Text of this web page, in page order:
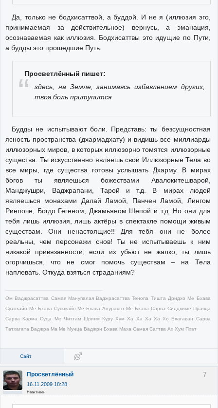
Да, только не бодхисаттвой, а буддой. И не я (иллюзия эго,
принимаемая за действительное) вернусь, а эманация,
осознаваемая как иллюзия. Бодхисаттвы это идущие по Пути,
а будды это прошедшие Путь.
Просветлённый пишет:
здесь, на Земле, занимаясь избавлением других,
твоя боль притупится
Будды не испытывают боли. Представь: ты безсущностная
ясность пространства (дхармадхату) и видишь все миллиарды
иллюзорных миров, в которых иллюзорно томятся иллюзорные
существа. Ты искусственно являешь свои Иллюзорные Тела во
все миры, где существа готовы услышать Дхарму. В мирах
богов ты являешься божествами Авалокитешварой,
Манджушри, Ваджрапани, Тарой и т.д. В мирах людей
являешься монахами Далай Ламой, Панчен Ламой, Лингом
Ринпоче, Богдо Гегеном, Джамьяном Шепой и т.д. Но они для
тебя лишь иллюзия, лишь актёры в спектакле помощи живым
существам. Они ненастоящие!! Для тебя они не более
реальны, чем персонажи снов! Ты не испытываешь к ним
никакой привязанности, если их убьют не жалко, ты лишь
огорчишься, что не смог помочь существам – на Тела
наплевать. Откуда взяться страданиям?
Ом Ваджрасаттва Самая Манупалая Ваджрасаттва Тенопа Тишта Дридхо Ме Бхава
Сутокайо Ме Бхава Супокайо Ме Бхава Ануракто Ме Бхава Сарва Сиддхиме Праяца
Сарва Карма Суца Ме Читтам Шриям Куру Хум Ха Ха Ха Ха Хо Бхагаван Сарва
Татхагата Ваджра Ма Ме Мунца Ваджри Бхава Маха Самая Саттва Ах Хум Пхат
Сайт
7
Просветлённый
16.11.2009 18:28
Неактивен